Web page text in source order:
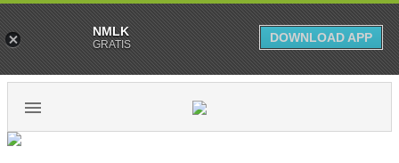
NMLK
GRATIS DOWNLOAD APP